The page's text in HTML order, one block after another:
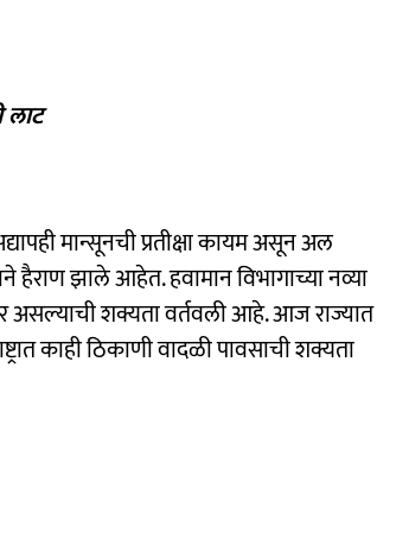
लाट
मान्सूनची प्रतीक्षा कायम असून अल
हैराण झाले आहेत. हवामान विभागाच्या नव्या
असल्याची शक्यता वर्तवली आहे. आज राज्यात
काही ठिकाणी वादळी पावसाची शक्यता